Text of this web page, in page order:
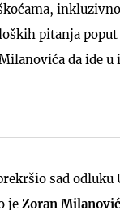
pitanja
da ide u
sad odluku
je Zoran Milanović